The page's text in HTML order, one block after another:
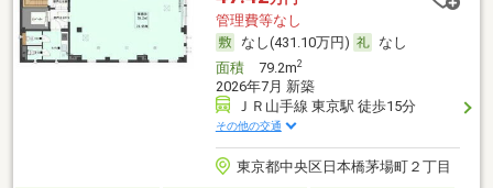
管理費等なし
なし(431.10万円)
なし
面積79.2m2
2026年7月 新築
ＪＲ山手線 東京駅 徒歩15分
その他の交通
東京都中央区日本橋茅場町２丁目